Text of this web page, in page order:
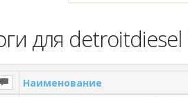
для
Наименование